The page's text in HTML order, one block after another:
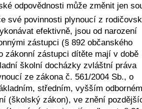
odpovědnosti může změnit jen
své povinnosti plynoucí z
efektivně, jsou od narození
zástupci (§ 892 občanského
zákonní zástupci dítěte mají v době
školní docházky zvláštní práva
ze zákona č. 561/2004 Sb., o
středním, vyšším
(školský zákon), ve znění